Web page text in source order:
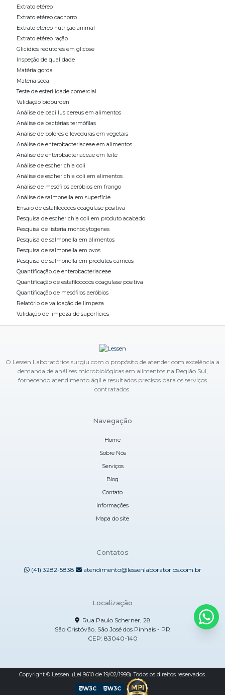
Extrato etéreo
Extrato etéreo cachorro
Extrato etéreo nutrição animal
Extrato etéreo ração
Glicídios redutores em glicose
Inspeção de qualidade
Matéria gorda
Matéria seca
Teste de esterilidade comercial
Validação bioburden
Análise de bacillus cereus em alimentos
Análise de bactérias termófilas
Análise de bolores e leveduras em vegetais
Análise de enterobacteriaceae em alimentos
Análise de enterobacteriaceae em leite
Análise de escherichia coli
Análise de escherichia coli em alimentos
Análise de mesófilos aeróbios em frango
Análise de salmonella em superfície
Ensaio de estafilococos coagulase positiva
Pesquisa de escherichia coli em produto acabado
Pesquisa de listeria monocytogenes
Pesquisa de salmonella em alimentos
Pesquisa de salmonella em ovos
Pesquisa de salmonella em produtos cárneos
Quantificação de enterobacteriaceae
Quantificação de estafilococos coagulase positiva
Quantificação de mesófilos aeróbios
Relatório de validação de limpeza
Validação de limpeza de superfícies
O Lessen Laboratórios surgiu com o propósito de atender com excelência a
demanda de análises microbiológicas em alimentos na Região Sul,
fornecendo atendimento ágil e resultados precisos para os serviços
contratados.
Navegação
Home
Sobre Nós
Serviços
Blog
Contato
Informações
Mapa do site
Contatos
(41) 3282-5838 atendimento@lessenlaboratorios.com.br
Localização
Rua Paulo Scherner, 28
São Cristóvão, São José dos Pinhais - PR
CEP: 83040-140
Copyright © Lessen. (Lei 9610 de 19/02/1998). Todos os direitos reservados.
W3C W3C